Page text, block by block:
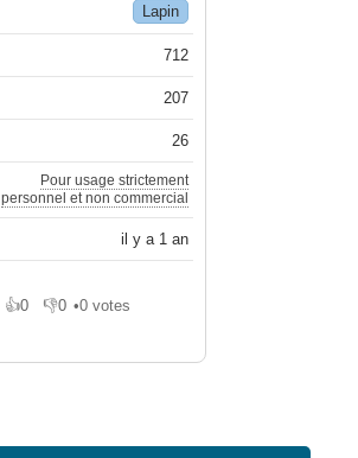
Lapin
712
207
26
Pour usage strictement
personnel et non commercial
il y a 1 an
👍0
J'aime 👎0
Je n'aime pas
•0 votes